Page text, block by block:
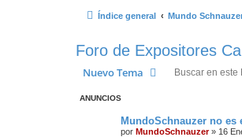
Índice general Mundo
Foro de Expositores
Nuevo Tema
ANUNCIOS
MundoSchnauzer no
por MundoSchnauzer» 16